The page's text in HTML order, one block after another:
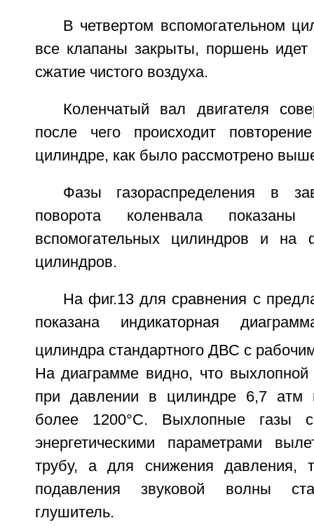
В четвертом вспомогательном
все клапаны закрыты, поршень идет
сжатие чистого воздуха.
Коленчатый вал двигателя
после чего происходит
цилиндре, как было рассмотрено
Фазы газораспределения в
поворота коленвала
вспомогательных цилиндров и на
цилиндров.
На фиг.13 для сравнения с
показана индикаторная
цилиндра стандартного ДВС с
На диаграмме видно, что выхлопной
при давлении в цилиндре 6,7 атм
более 1200°С. Выхлопные газы
энергетическими параметрами
трубу, а для снижения давления,
подавления звуковой волны
глушитель.